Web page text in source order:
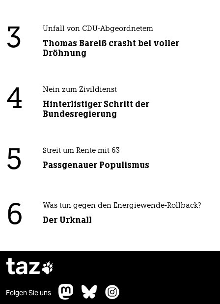
3 Unfall von CDU-Abgeordnetem
Thomas Bareiß crasht bei voller
Dröhnung
4 Nein zum Zivildienst
Hinterlistiger Schritt der
Bundesregierung
5 Streit um Rente mit 63
Passgenauer Populismus
6 Was tun gegen den Energiewende-Rollback?
Der Urknall
taz
Folgen Sie uns